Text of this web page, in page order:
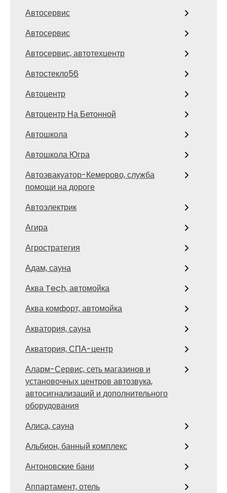
Автосервис
Автосервис
Автосервис, автотехцентр
Автостекло56
Автоцентр
Автоцентр На Бетонной
Автошкола
Автошкола Югра
Автоэвакуатор-Кемерово, служба
помощи на дороге
Автоэлектрик
Агира
Агростратегия
Адам, сауна
Аква Tech, автомойка
Аква комфорт, автомойка
Акватория, сауна
Акватория, СПА-центр
Аларм-Сервис, сеть магазинов и
установочных центров автозвука,
автосигнализаций и дополнительного
оборудования
Алиса, сауна
Альбион, банный комплекс
Антоновские бани
Аппартамент, отель